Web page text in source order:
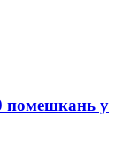
помешкань у